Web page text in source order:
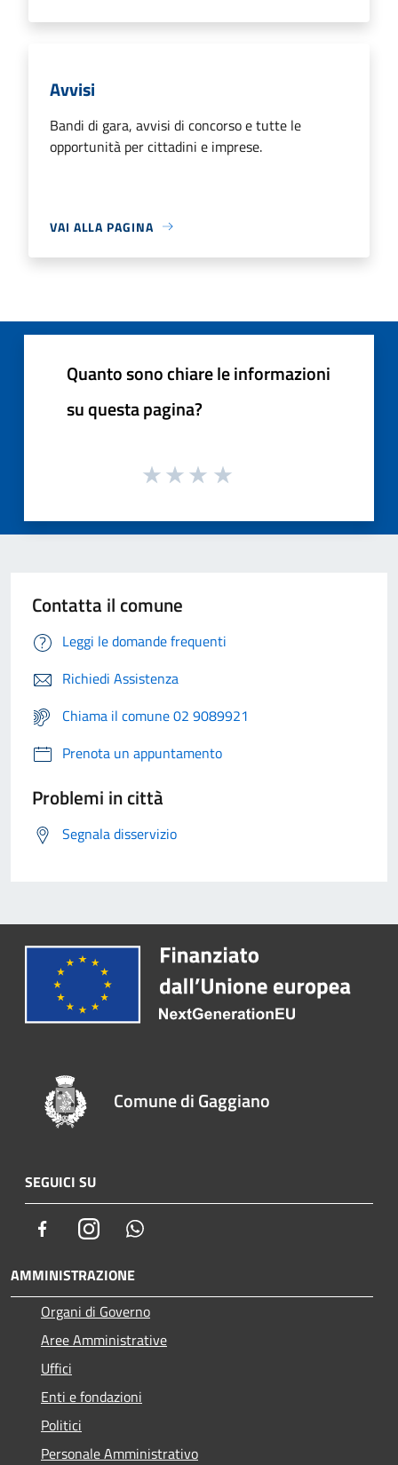
Avvisi
Bandi di gara, avvisi di concorso e tutte le
opportunità per cittadini e imprese.
VAI ALLA PAGINA
Quanto sono chiare le informazioni
su questa pagina?
Contatta il comune
Leggi le domande frequenti
Richiedi Assistenza
Chiama il comune 02 9089921
Prenota un appuntamento
Problemi in città
Segnala disservizio
Comune di Gaggiano
SEGUICI SU
FacebookInstagram
AMMINISTRAZIONE
Organi di Governo
Aree Amministrative
Uffici
Enti e fondazioni
Politici
Personale Amministrativo